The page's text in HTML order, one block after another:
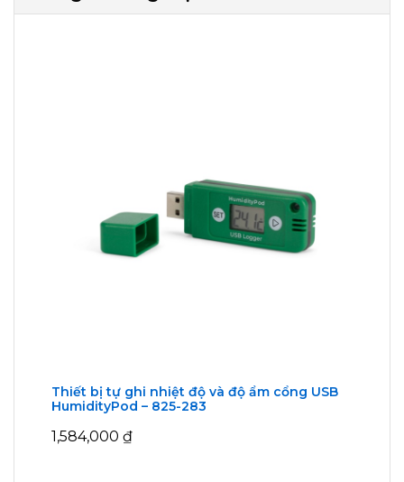
Thiết bị tự ghi nhiệt độ và độ ẩm cổng USB
HumidityPod – 825-283
1,584,000 ₫